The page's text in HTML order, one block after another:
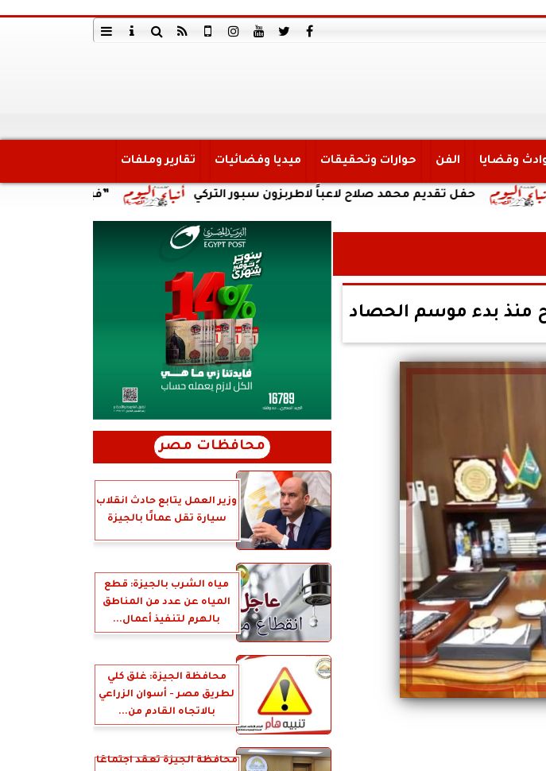
وقضايا الفن حوارات وتحقيقات ميديا وفضائيات تقارير وملفات
”فيفا” يهنئ شوقي غريب حفل تقديم محمد صلاح لاعباً لاطربزون سبور التركي
محافظات مصر
وزير العمل يتابع حادث انقلاب
سيارة تقل عمالًا بالجيزة
مياه الشرب بالجيزة: قطع
المياه عن عدد من المناطق
بالهرم لتنفيذ أعمال...
محافظة الجيزة: غلق كلي
لطريق مصر - أسوان الزراعي
بالاتجاه القادم من...
محافظة الجيزة تعقد اجتماعًا